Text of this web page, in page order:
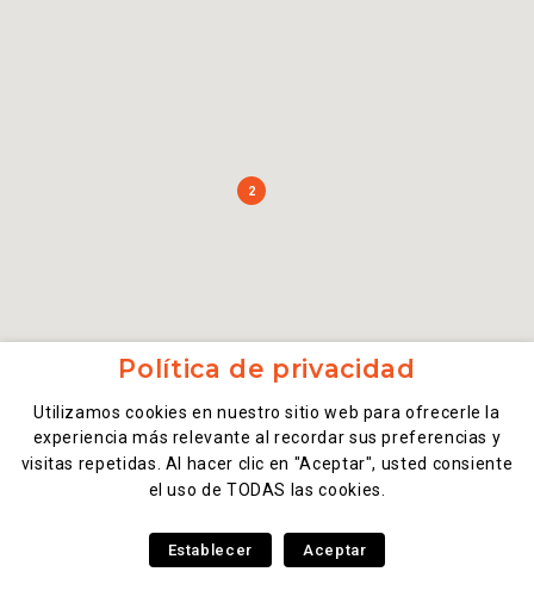
2
Política de privacidad
Utilizamos cookies en nuestro sitio web para ofrecerle la
experiencia más relevante al recordar sus preferencias y
visitas repetidas. Al hacer clic en "Aceptar", usted consiente
el uso de TODAS las cookies.
Establecer Aceptar